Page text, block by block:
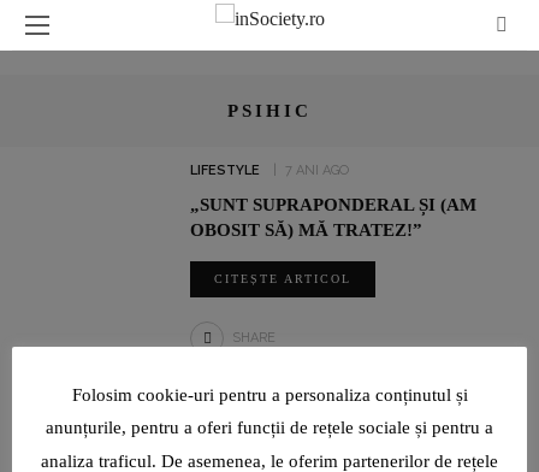
PSIHIC
LIFESTYLE 7 ANI AGO
„SUNT SUPRAPONDERAL ȘI (AM
OBOSIT SĂ) MĂ TRATEZ!”
CITEȘTE ARTICOL
SHARE
„SUNT O TIMIDĂ PE CARE VIAȚA ȘI PROFESIA AU ÎNVĂȚAT-O ȘI
AU FORȚAT-O SĂ DEVINĂ CURAJOASĂ!”
Folosim cookie-uri pentru a personaliza conținutul și
anunțurile, pentru a oferi funcții de rețele sociale și pentru a
analiza traficul. De asemenea, le oferim partenerilor de rețele